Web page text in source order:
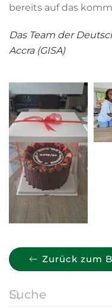
bereits auf das
Das Team der
Accra (GISA)
Zurück zum